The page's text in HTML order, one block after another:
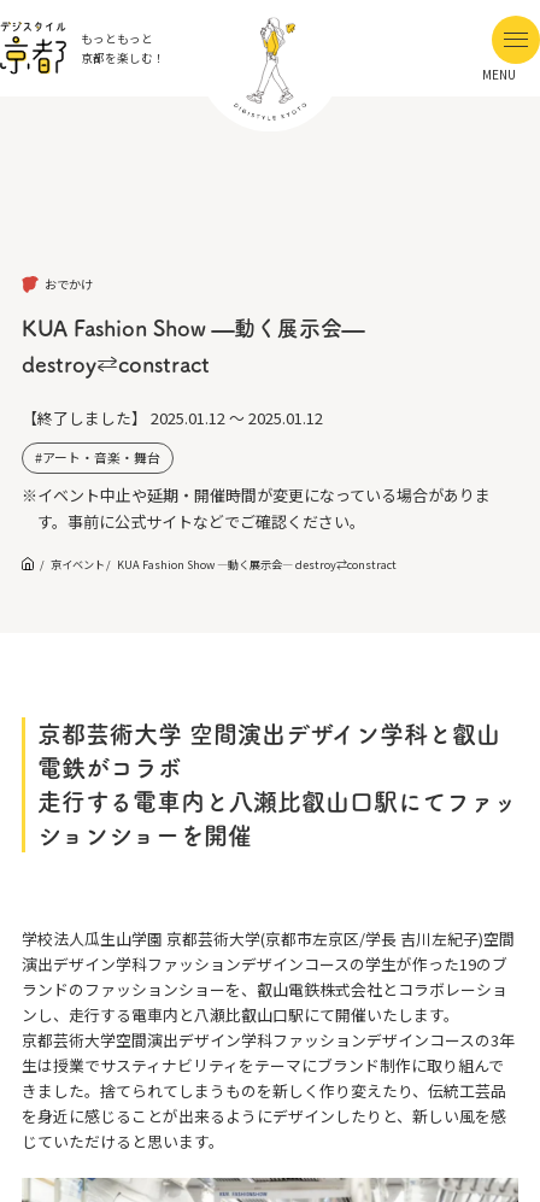
もっともっと
京都を楽しむ！
MENU
おでかけ
KUA Fashion Show —動く展示会—
destroy⇄constract
【終了しました】 2025.01.12 ～ 2025.01.12
アート・音楽・舞台
※イベント中止や延期・開催時間が変更になっている場合がありま
す。事前に公式サイトなどでご確認ください。
京イベント KUA Fashion Show —動く展示会— destroy⇄constract
京都芸術大学 空間演出デザイン学科と叡山
電鉄がコラボ
走行する電車内と八瀬比叡山口駅にてファッ
ションショーを開催
学校法人瓜生山学園 京都芸術大学(京都市左京区/学長 吉川左紀子)空間
演出デザイン学科ファッションデザインコースの学生が作った19のブ
ランドのファッションショーを、叡山電鉄株式会社とコラボレーショ
ンし、走行する電車内と八瀬比叡山口駅にて開催いたします。
京都芸術大学空間演出デザイン学科ファッションデザインコースの3年
生は授業でサスティナビリティをテーマにブランド制作に取り組んで
きました。捨てられてしまうものを新しく作り変えたり、伝統工芸品
を身近に感じることが出来るようにデザインしたりと、新しい風を感
じていただけると思います。